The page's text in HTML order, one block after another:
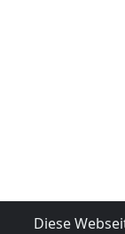
Diese